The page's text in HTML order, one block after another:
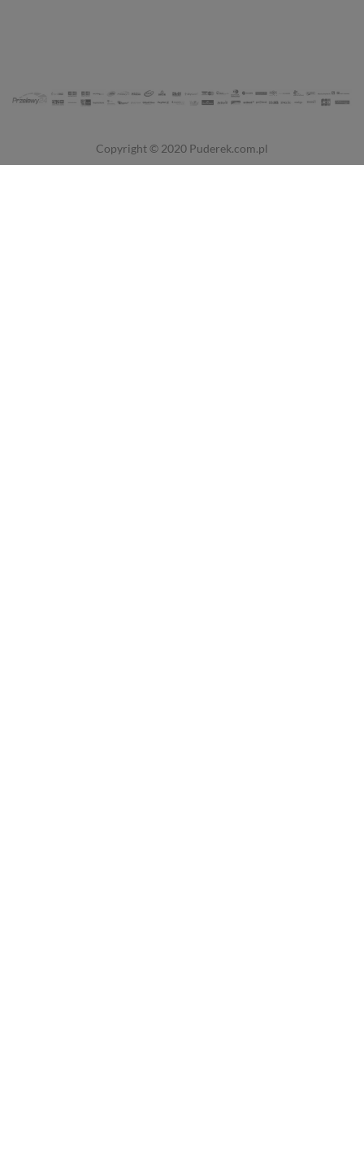
Copyright © 2020 Puderek.com.pl